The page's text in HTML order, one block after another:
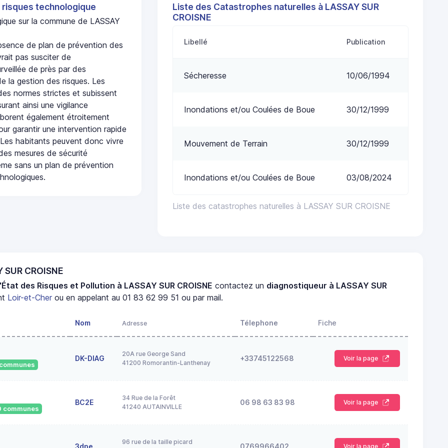
technologique
sur la commune de LASSAY
de plan de prévention des
pas susciter de
de près par des
la gestion des risques. Les
normes strictes et subissent
ainsi une vigilance
également étroitement
garantir une intervention rapide
habitants peuvent donc vivre
mesures de sécurité
sans un plan de prévention
Liste des Catastrophes naturelles à LASSAY SUR
CROISNE
Liste des catastrophes naturelles à LASSAY SUR CROISNE
Libellé Publication
Sécheresse 10/06/1994
Inondations et/ou Coulées de Boue 30/12/1999
Mouvement de Terrain 30/12/1999
Inondations et/ou Coulées de Boue 03/08/2024
CROISNE
des Risques et Pollution à LASSAY SUR CROISNE contactez un diagnostiqueur à LASSAY SUR
Loir-et-Cher ou en appelant au 01 83 62 99 51 ou par mail.
Nom Adresse Télephone Fiche
DK-DIAG
20A rue George Sand
41200 Romorantin-Lanthenay
+33745122568 Voir la page
communes
BC2E
34 Rue de la Forêt
41240 AUTAINVILLE
06 98 63 83 98 Voir la page
3dpe
96 rue de la taille picard
0769966402 Voir la page